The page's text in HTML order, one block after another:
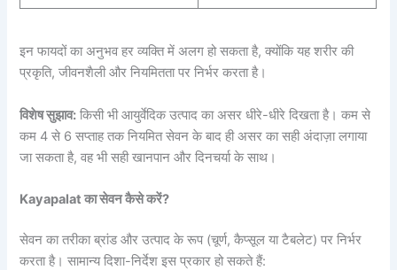
इन फायदों का अनुभव हर व्यक्ति में अलग हो सकता है, क्योंकि यह शरीर की
प्रकृति, जीवनशैली और नियमितता पर निर्भर करता है।
विशेष सुझाव: किसी भी आयुर्वेदिक उत्पाद का असर धीरे-धीरे दिखता है। कम से
कम 4 से 6 सप्ताह तक नियमित सेवन के बाद ही असर का सही अंदाज़ा लगाया
जा सकता है, वह भी सही खानपान और दिनचर्या के साथ।
Kayapalat का सेवन कैसे करें?
सेवन का तरीका ब्रांड और उत्पाद के रूप (चूर्ण, कैप्सूल या टैबलेट) पर निर्भर
करता है। सामान्य दिशा-निर्देश इस प्रकार हो सकते हैं: